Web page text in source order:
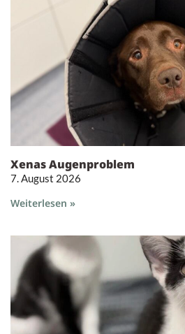
Xenas Augenproblem
7. August 2026
Weiterlesen »